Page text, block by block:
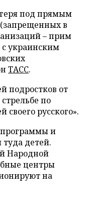
под прямым
в
– прим
украинским
ТАСС.
подростков от
по
русского».
и
детей.
Народной
центры
на